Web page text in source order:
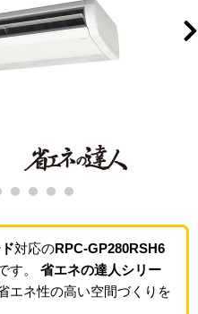
対応のRPC-GP280RSH6
す。 省エネの達人シリー
エネ性の高い空間づくりを